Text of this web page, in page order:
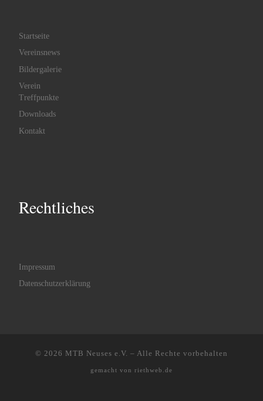
Startseite
Vereinsnews
Bildergalerie
Verein
Treffpunkte
Downloads
Kontakt
Rechtliches
Impressum
Datenschutzerklärung
© 2026 MTB Neuses e.V. – Alle Rechte vorbehalten
gemacht von riethweb.de